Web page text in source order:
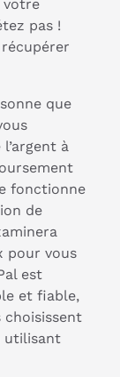
votre
pas !
que
à
fonctionne
de
pour vous
est
et fiable,
choisissent
utilisant